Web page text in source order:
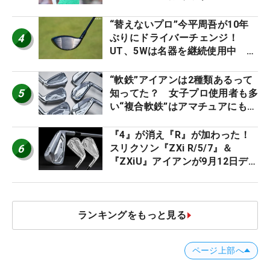
ー』 #女子プロセッティング
4
“替えないプロ”今平周吾が10年
ぶりにドライバーチェンジ！
UT、5Wは名器を継続使用中 #
5
“軟鉄”アイアンは2種類あるって
知ってた？ 女子プロ使用者も多
い“複合軟鉄”はアマチュアにもオ
6
『4』が消え『R』が加わった！
スリクソン『ZXi R/5/7』＆
『ZXiU』アイアンが9月12日デ
ランキングをもっと見る
ページ上部へ